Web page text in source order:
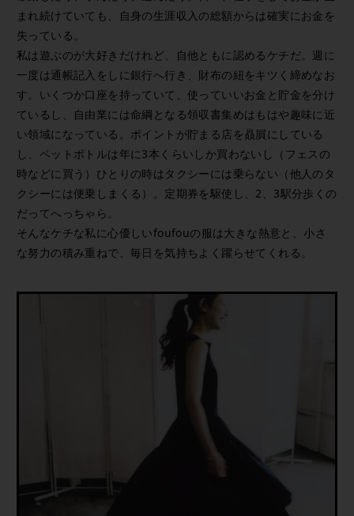
まれ続けていても、自身の生涯収入の総額からは確実にお金を
失っている。
私は遊ぶのが大好きだけれど、自他ともに認めるケチだ。週に
一度は通帳記入をしに銀行へ行き、財布の紐をキツく締めなお
す。いくつか口座を持っていて、使っていいお金と貯金を分け
ているし、自由業には命綱となる領収書集めはもはや趣味に近
い領域になっている。ポイントが貯まる店を贔屓にしている
し、ペットボトルは年に3本くらいしか買わないし（フェスの
時などに買う）ひとりの時はタクシーには乗らない（他人のタ
クシーには便乗しまくる）。定期券を駆使し、2、3駅分歩くの
だってへっちゃら。
そんなケチな私に心優しいfoufouの服は大きな熱意と、小さ
な努力の積み重ねで、毎日を気持ちよく躍らせてくれる。